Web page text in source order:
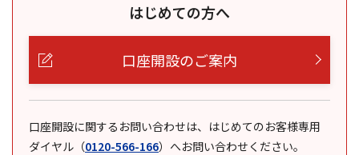
はじめての方へ
口座開設のご案内
口座開設に関するお問い合わせは、はじめてのお客様専用
ダイヤル （0120-566-166） へお問い合わせください。